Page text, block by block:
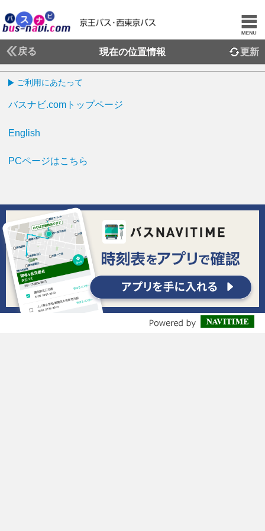
戻る 現在の位置情報 更新
ご利用にあたって
バスナビ.comトップページ
English
PCページはこちら